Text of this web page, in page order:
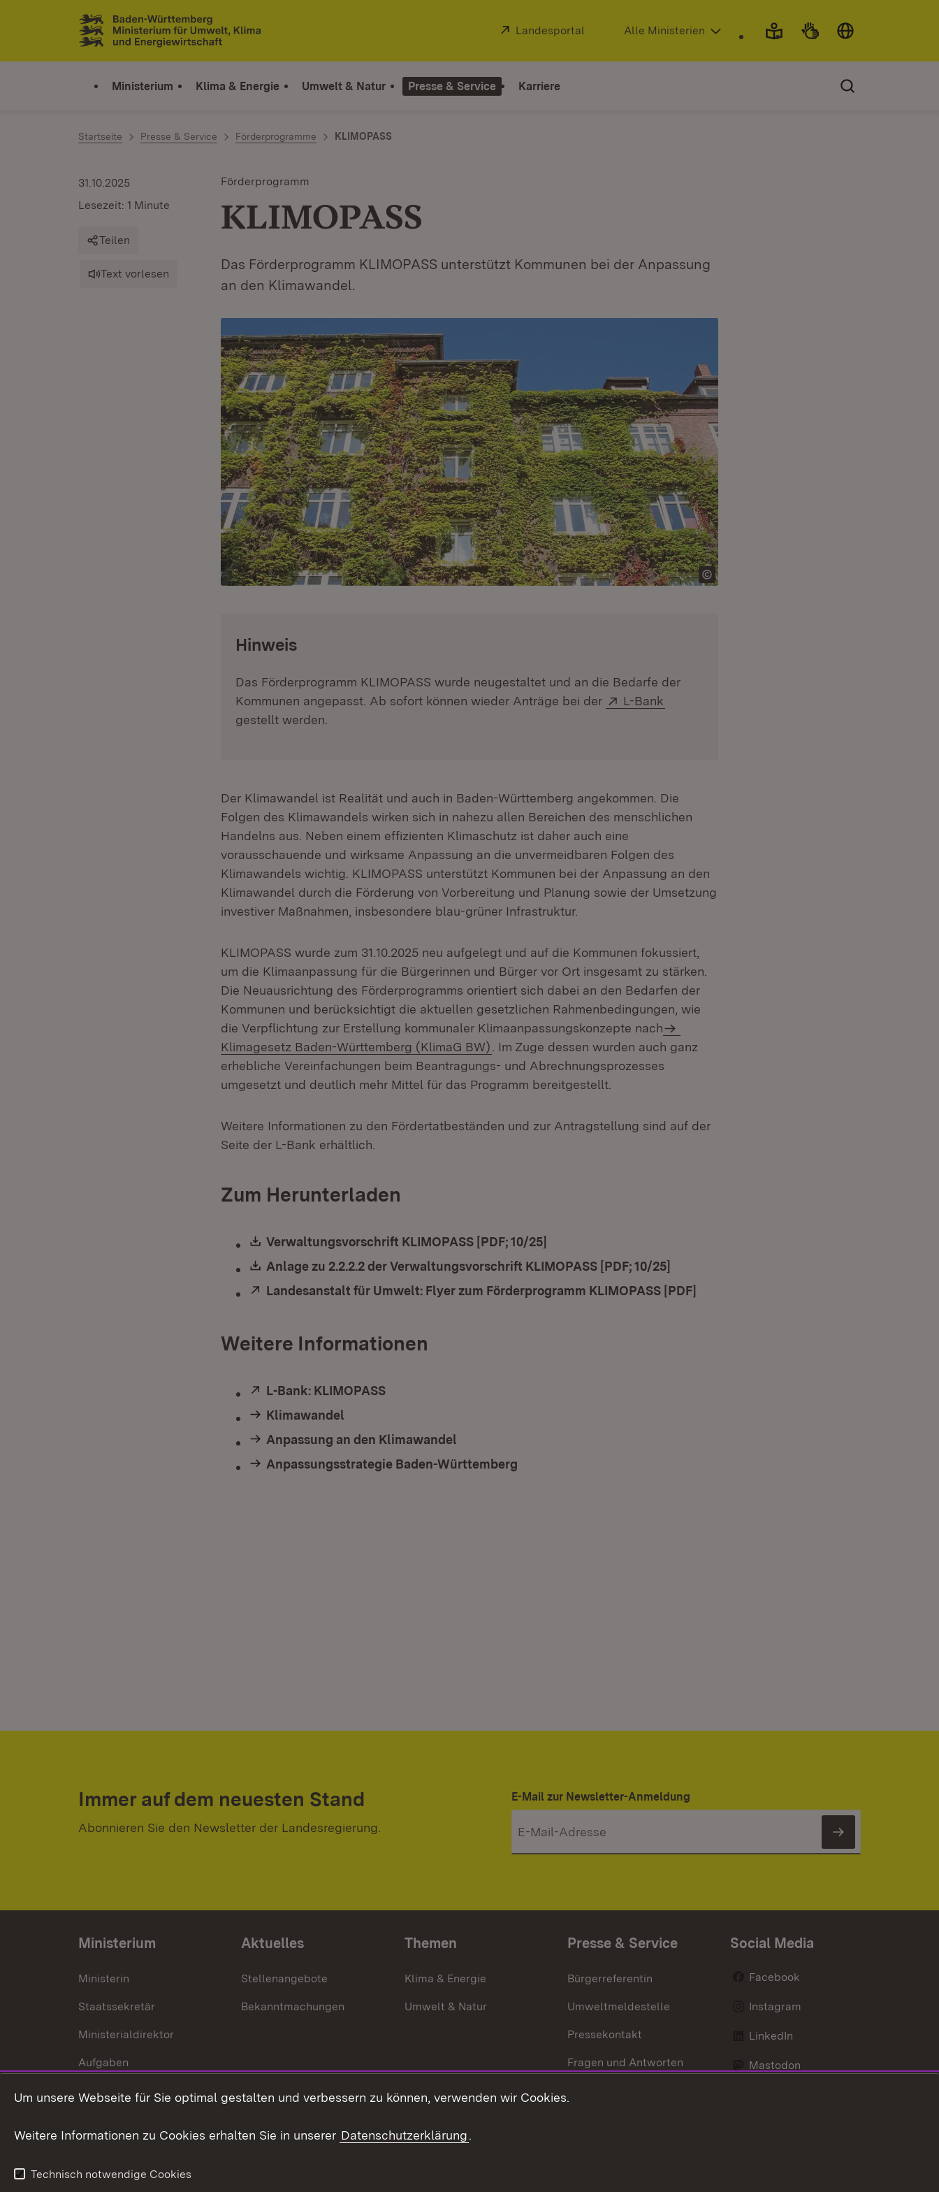
Zum Inhalt springen
Link zur Startseite
Extern:
Landesportal (Öffnet in neuem Fenster)
Alle Ministerien
Ministerium Klima & Energie Umwelt & Natur Presse & Service Karriere
Startseite Presse & Service Förderprogramme KLIMOPASS
Förderprogramm
KLIMOPASS
Das Förderprogramm KLIMOPASS unterstützt Kommunen bei der Anpassung
an den Klimawandel.
31.10.2025
Lesezeit: 1 Minute
Teilen
Text vorlesen
:Hinweis
Das Förderprogramm KLIMOPASS wurde neugestaltet und an die Bedarfe der
Kommunen angepasst. Ab sofort können wieder Anträge bei der
Extern:
L-Bank
gestellt werden.
Der Klimawandel ist Realität und auch in Baden-Württemberg angekommen. Die
Folgen des Klimawandels wirken sich in nahezu allen Bereichen des menschlichen
Handelns aus. Neben einem effizienten Klimaschutz ist daher auch eine
vorausschauende und wirksame Anpassung an die unvermeidbaren Folgen des
Klimawandels wichtig. KLIMOPASS unterstützt Kommunen bei der Anpassung an den
Klimawandel durch die Förderung von Vorbereitung und Planung sowie der Umsetzung
investiver Maßnahmen, insbesondere blau-grüner Infrastruktur.
KLIMOPASS wurde zum 31.10.2025 neu aufgelegt und auf die Kommunen fokussiert,
um die Klimaanpassung für die Bürgerinnen und Bürger vor Ort insgesamt zu stärken.
Die Neuausrichtung des Förderprogramms orientiert sich dabei an den Bedarfen der
Kommunen und berücksichtigt die aktuellen gesetzlichen Rahmenbedingungen, wie
die Verpflichtung zur Erstellung kommunaler Klimaanpassungskonzepte nach
Klimagesetz Baden-Württemberg (KlimaG BW)
. Im Zuge dessen wurden auch ganz
erhebliche Vereinfachungen beim Beantragungs- und Abrechnungsprozesses
umgesetzt und deutlich mehr Mittel für das Programm bereitgestellt.
Weitere Informationen zu den Fördertatbeständen und zur Antragstellung sind auf der
Seite der L-Bank erhältlich.
Zum Herunterladen
Download:
Verwaltungsvorschrift KLIMOPASS [PDF; 10/25]
Download:
Anlage zu 2.2.2.2 der Verwaltungsvorschrift KLIMOPASS [PDF; 10/25]
Extern:
Landesanstalt für Umwelt: Flyer zum Förderprogramm KLIMOPASS [PDF]
Weitere Informationen
Extern:
L-Bank: KLIMOPASS
Klimawandel
Anpassung an den Klimawandel
Anpassungsstrategie Baden-Württemberg
Immer auf dem neuesten Stand
Abonnieren Sie den Newsletter der Landesregierung.
E-Mail zur Newsletter-Anmeldung
Newsletter
Ministerium
Ministerin
Staatssekretär
Ministerialdirektor
Aufgaben
Internationale
Aktuelles
Stellenangebote
Bekanntmachungen
Themen
Klima & Energie
Umwelt & Natur
Presse & Service
Bürgerreferentin
Umweltmeldestelle
Pressekontakt
Fragen und Antworten
Social Media
Facebook
Instagram
LinkedIn
Mastodon
Um unsere Webseite für Sie optimal gestalten und verbessern zu können, verwenden wir Cookies.
Weitere Informationen zu Cookies erhalten Sie in unserer Datenschutzerklärung.
Technisch notwendige Cookies